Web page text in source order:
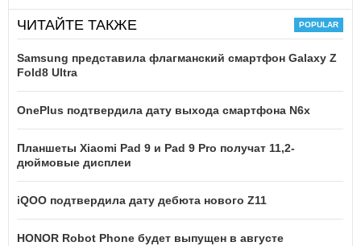
ЧИТАЙТЕ ТАКЖЕ
Samsung представила флагманский смартфон Galaxy Z
Fold8 Ultra
OnePlus подтвердила дату выхода смартфона N6x
Планшеты Xiaomi Pad 9 и Pad 9 Pro получат 11,2-
дюймовые дисплеи
iQOO подтвердила дату дебюта нового Z11
HONOR Robot Phone будет выпущен в августе